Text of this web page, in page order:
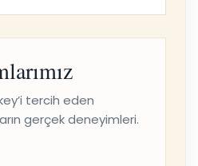
tercih eden
gerçek deneyimleri.